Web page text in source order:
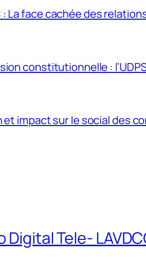
: La face cachée des
constitutionnelle :
et impact sur le social des
Digital Tele-